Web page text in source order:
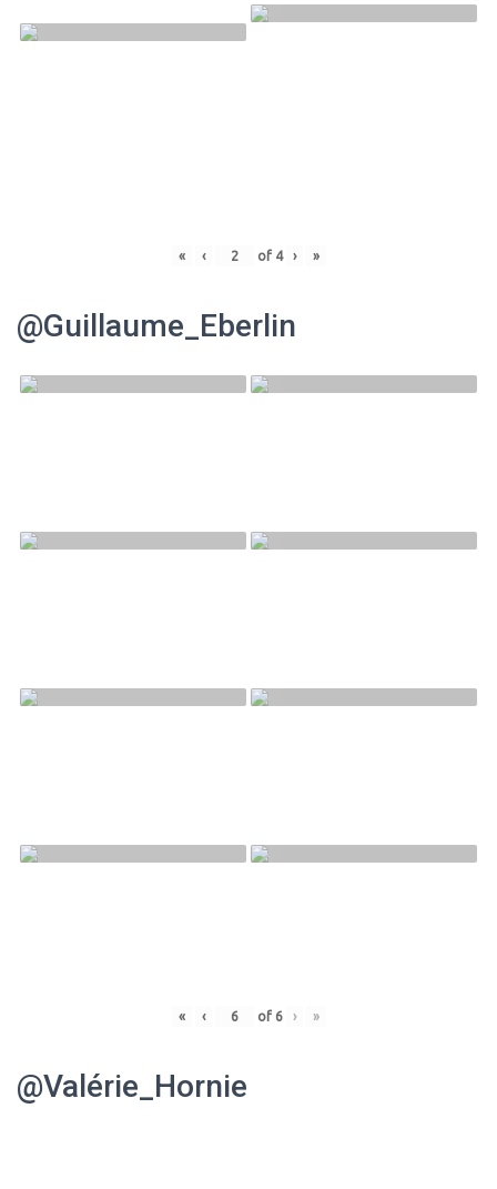
« ‹ of 4 › »
@Guillaume_Eberlin
« ‹ of 6 › »
@Valérie_Hornie